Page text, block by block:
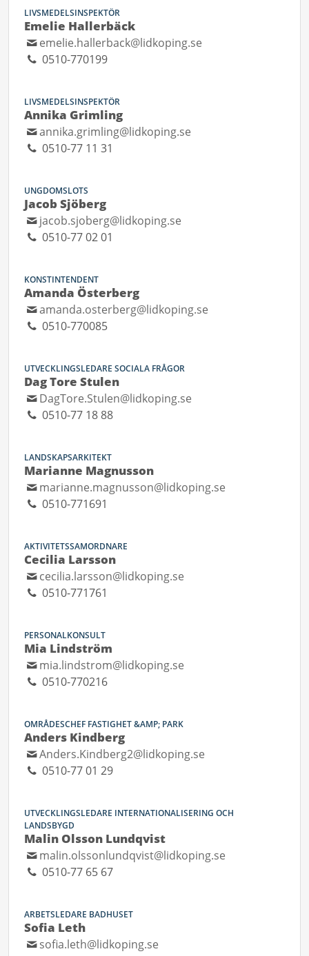
LIVSMEDELSINSPEKTÖR
Emelie Hallerbäck
emelie.hallerback@lidkoping.se
0510-770199
LIVSMEDELSINSPEKTÖR
Annika Grimling
annika.grimling@lidkoping.se
0510-77 11 31
UNGDOMSLOTS
Jacob Sjöberg
jacob.sjoberg@lidkoping.se
0510-77 02 01
KONSTINTENDENT
Amanda Österberg
amanda.osterberg@lidkoping.se
0510-770085
UTVECKLINGSLEDARE SOCIALA FRÅGOR
Dag Tore Stulen
DagTore.Stulen@lidkoping.se
0510-77 18 88
LANDSKAPSARKITEKT
Marianne Magnusson
marianne.magnusson@lidkoping.se
0510-771691
AKTIVITETSSAMORDNARE
Cecilia Larsson
cecilia.larsson@lidkoping.se
0510-771761
PERSONALKONSULT
Mia Lindström
mia.lindstrom@lidkoping.se
0510-770216
OMRÅDESCHEF FASTIGHET &AMP; PARK
Anders Kindberg
Anders.Kindberg2@lidkoping.se
0510-77 01 29
UTVECKLINGSLEDARE INTERNATIONALISERING OCH
LANDSBYGD
Malin Olsson Lundqvist
malin.olssonlundqvist@lidkoping.se
0510-77 65 67
ARBETSLEDARE BADHUSET
Sofia Leth
sofia.leth@lidkoping.se